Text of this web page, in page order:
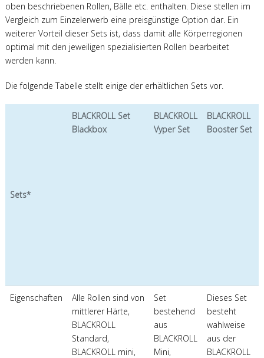
oben beschriebenen Rollen, Bälle etc. enthalten. Diese stellen im
Vergleich zum Einzelerwerb eine preisgünstige Option dar. Ein
weiterer Vorteil dieser Sets ist, dass damit alle Körperregionen
optimal mit den jeweiligen spezialisierten Rollen bearbeitet
werden kann.
Die folgende Tabelle stellt einige der erhältlichen Sets vor.
Sets*
BLACKROLL Set
Blackbox
BLACKROLL
Vyper Set
BLACKROLL
Booster Set
Eigenschaften
Alle Rollen sind von
mittlerer Härte,
BLACKROLL
Standard,
BLACKROLL mini,
Set
bestehend
aus
BLACKROLL
Mini,
Dieses Set
besteht
wahlweise
aus der
BLACKROLL